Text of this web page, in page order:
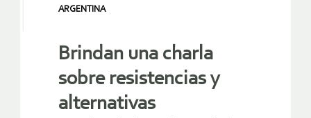
ARGENTINA
Brindan una charla
sobre resistencias y
alternativas